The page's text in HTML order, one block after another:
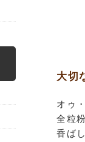
大切
オゥ
全粒
香ば